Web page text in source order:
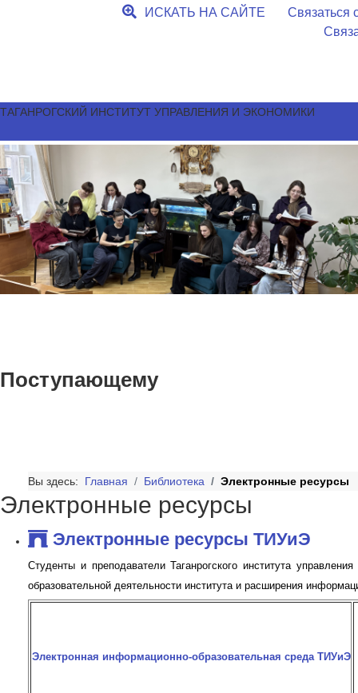
ИСКАТЬ НА САЙТЕ
Связаться
ТАГАНРОГСКИЙ ИНСТИТУТ УПРАВЛЕНИЯ И ЭКОНОМИКИ
Поступающему
Вы здесь: Главная Библиотека Электронные ресурсы
Электронные ресурсы
Электронные ресурсы ТИУиЭ
Студенты и преподаватели Таганрогского института
образовательной деятельности института и расширения
Электронная информационно-образовательная среда ТИУиЭ